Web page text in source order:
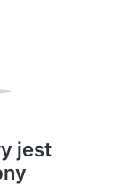
jest